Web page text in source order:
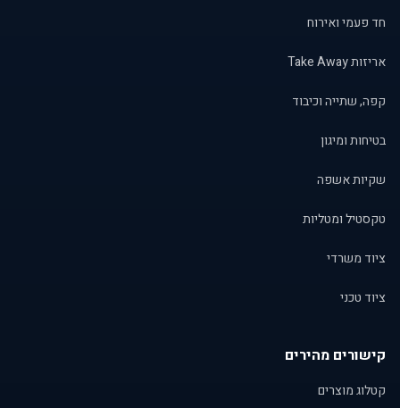
חד פעמי ואירוח
אריזות Take Away
קפה, שתייה וכיבוד
בטיחות ומיגון
שקיות אשפה
טקסטיל ומטליות
ציוד משרדי
ציוד טכני
קישורים מהירים
קטלוג מוצרים